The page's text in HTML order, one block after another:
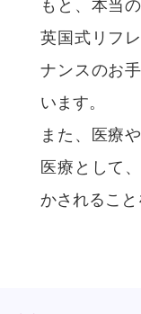
もと、本当
英国式リフ
ナンスのお
います。
また、医療
医療として
かされること